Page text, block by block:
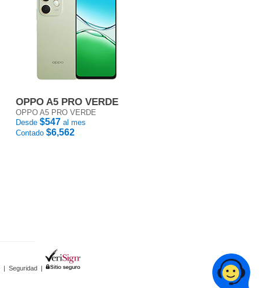
OPPO A5 PRO VERDE
OPPO A5 PRO VERDE
Desde $547 al mes
Contado $6,562
| Seguridad |